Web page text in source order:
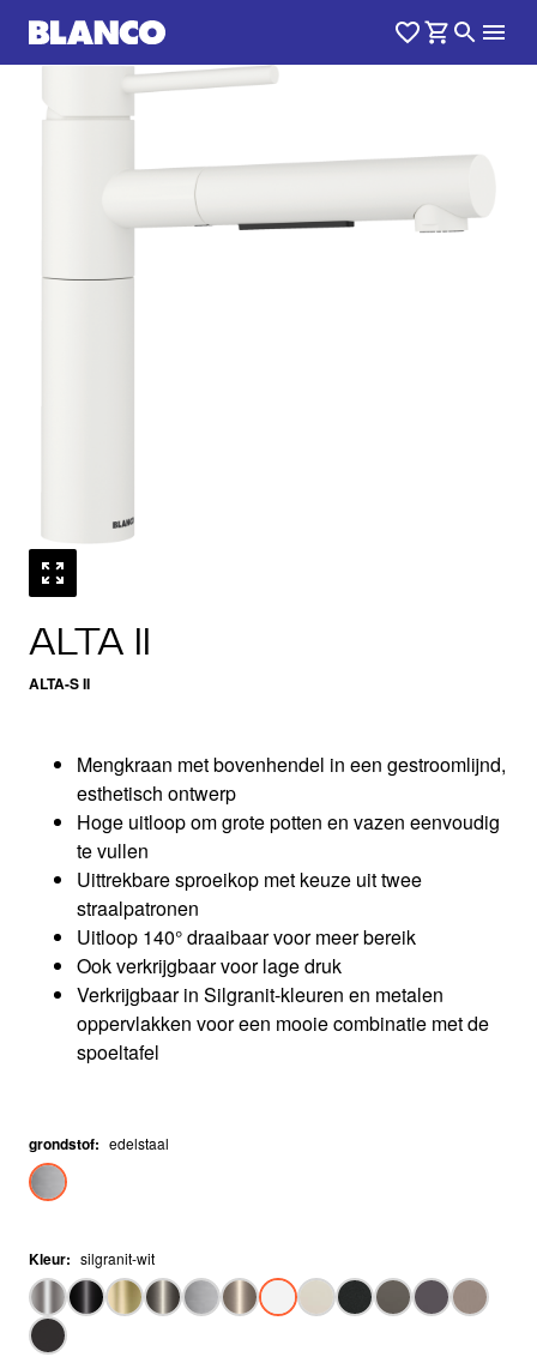
ALTA II
ALTA-S II
1
Mengkraan met bovenhendel in een gestroomlijnd,
esthetisch ontwerp
Hoge uitloop om grote potten en vazen eenvoudig
te vullen
Uittrekbare sproeikop met keuze uit twee
straalpatronen
Uitloop 140° draaibaar voor meer bereik
Ook verkrijgbaar voor lage druk
Verkrijgbaar in Silgranit-kleuren en metalen
oppervlakken voor een mooie combinatie met de
spoeltafel
grondstof: edelstaal
Kleur: silgranit-wit